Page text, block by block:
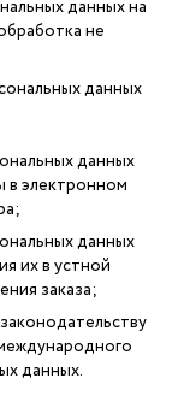
данных на
не
данных
данных
в электронном
данных
их в устной
заказа;
данных.